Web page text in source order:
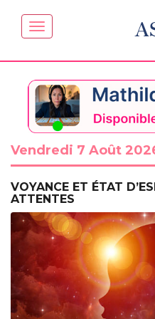
Vendredi 7 Août
VOYANCE ET ÉTAT
ATTENTES